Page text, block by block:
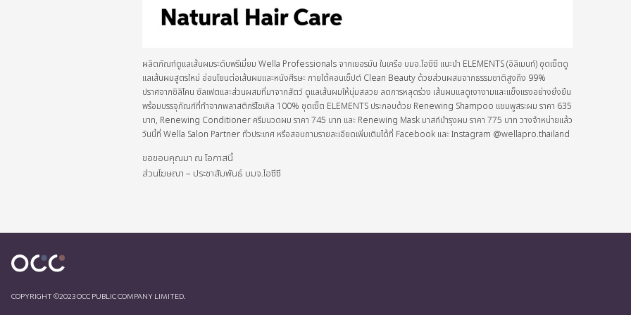
ผลิตภัณฑ์ดูแลเส้นผมระดับพรีเมี่ยม Wella Professionals จากเยอรมัน ในเครือ บมจ.โอซีซี แนะนำ ELEMENTS (อิลิเมนท์) ชุดเซ็ตดู
แลเส้นผมสูตรใหม่ อ่อนโยนต่อเส้นผมและหนังศีรษะ ภายใต้คอนเซ็ปต์ Clean Beauty ด้วยส่วนผสมจากธรรมชาติสูงถึง 99%
ปราศจากซิลิโคน ซัลเฟตและส่วนผสมที่มาจากสัตว์ ดูแลเส้นผมให้นุ่มสลวย ลดการหลุดร่วง เส้นผมแลดูเงางามและแข็งแรงอย่างยั่งยืน
พร้อมบรรจุภัณฑ์ที่ทำจากพลาสติกรีไซเคิล 100% ชุดเซ็ต ELEMENTS ประกอบด้วย Renewing Shampoo แชมพูสระผม ราคา 635
บาท, Renewing Conditioner ครีมนวดผม ราคา 745 บาท และ Renewing Mask มาสก์บำรุงผม ราคา 775 บาท วางจำหน่ายแล้ว
วันนี้ที่ Wella Salon Partner ทั่วประเทศ หรือสอบถามรายละเอียดเพิ่มเติมได้ที่ Facebook และ Instagram @wellapro.thailand
ขอขอบคุณมา ณ โอกาสนี้
ส่วนโฆษณา – ประชาสัมพันธ์ บมจ.โอซีซี
COPYRIGHT ©2023 OCC PUBLIC COMPANY LIMITED.